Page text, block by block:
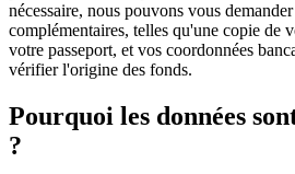
nécessaire, nous pouvons vous
complémentaires, telles qu'une copie de
votre passeport, et vos coordonnées
vérifier l'origine des fonds.
Pourquoi les données
?